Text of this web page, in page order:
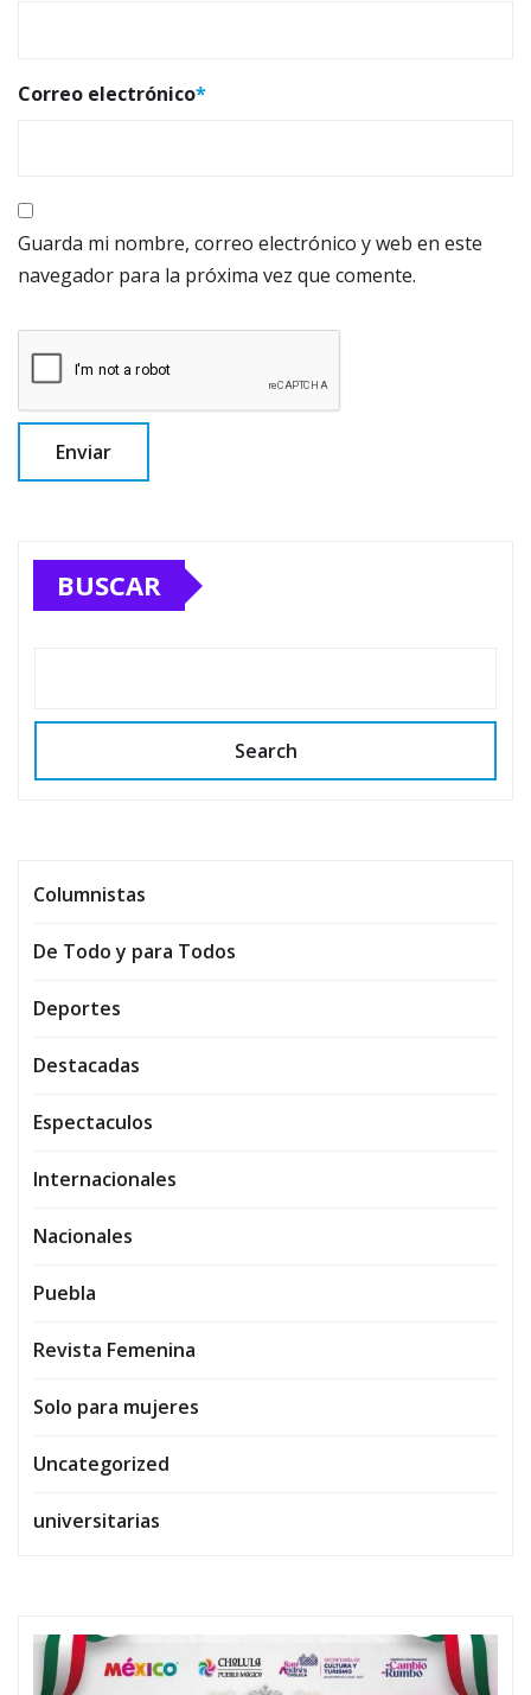
Correo electrónico*
Guarda mi nombre, correo electrónico y web en este
navegador para la próxima vez que comente.
BUSCAR
Search
Columnistas
De Todo y para Todos
Deportes
Destacadas
Espectaculos
Internacionales
Nacionales
Puebla
Revista Femenina
Solo para mujeres
Uncategorized
universitarias